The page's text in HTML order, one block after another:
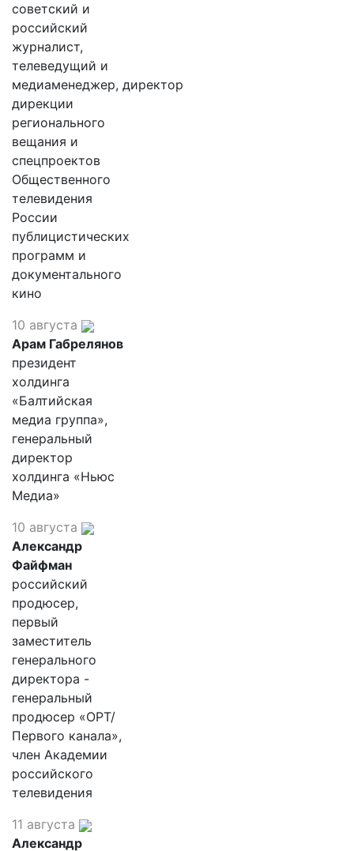
советский и
российский
журналист,
телеведущий и
медиаменеджер, директор
дирекции
регионального
вещания и
спецпроектов
Общественного
телевидения
России
публицистических
программ и
документального
кино
10 августа
Арам Габрелянов
президент
холдинга
«Балтийская
медиа группа»,
генеральный
директор
холдинга «Ньюс
Медиа»
10 августа
Александр
Файфман
российский
продюсер,
первый
заместитель
генерального
директора -
генеральный
продюсер «ОРТ/
Первого канала»,
член Академии
российского
телевидения
11 августа
Александр